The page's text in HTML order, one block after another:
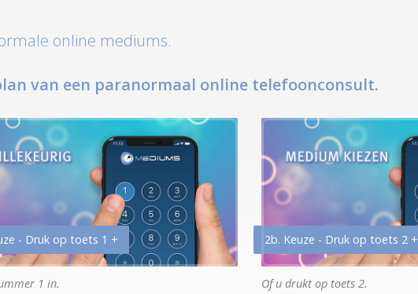
online mediums.
van een paranormaal online telefoonconsult.
- Druk op toets 1 +
1 in.
2b. Keuze - Druk op toets 2 +
Of u drukt op toets 2.